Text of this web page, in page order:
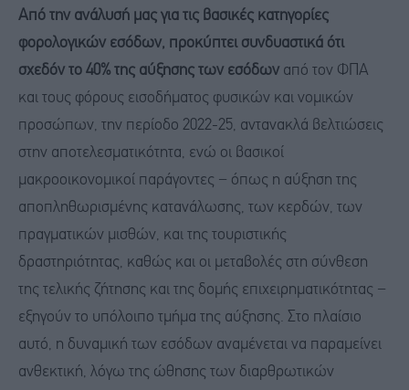
Από την ανάλυσή μας για τις βασικές κατηγορίες
φορολογικών εσόδων, προκύπτεισυνδυαστικά ότι
σχεδόν το 40% της αύξησης των εσόδων από τον ΦΠΑ
και τους φόρους εισοδήματος φυσικών και νομικών
προσώπων, την περίοδο 2022-25, αντανακλά βελτιώσεις
στην αποτελεσματικότητα, ενώ οι βασικοί
μακροοικονομικοί παράγοντες − όπως η αύξηση της
αποπληθωρισμένης κατανάλωσης, των κερδών, των
πραγματικών μισθών, και της τουριστικής
δραστηριότητας, καθώς και οι μεταβολές στη σύνθεση
της τελικής ζήτησης και της δομής επιχειρηματικότητας −
εξηγούν το υπόλοιπο τμήμα της αύξησης. Στο πλαίσιο
αυτό, η δυναμική των εσόδων αναμένεται να παραμείνει
ανθεκτική, λόγω της ώθησης των διαρθρωτικών